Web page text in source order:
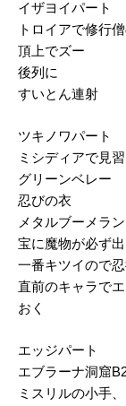
イザヨイパート
トロイアで修行
頂上でズー
後列に
すいとん連射
ツキノワパート
ミシディアで見
グリーンベレー
忍びの衣
メタルブーメラン
宝に魔物が必ず出
一番キツイので
直前のキャラで
おく
エッジパート
エブラーナ洞窟
ミスリルの小手